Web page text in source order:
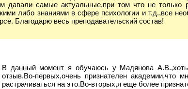
давали самые актуальные,при том что не
либо знаниями в сфере психологии и т.д.,все
Благодарю весь преподавательский состав!
В данный момент я обучаюсь у Мадянова
отзыв.Во-первых,очень признателен академии,что
растрачиваться на это.Во-вторых,я еще более